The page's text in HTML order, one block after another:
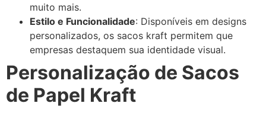
muito mais.
Estilo e Funcionalidade: Disponíveis em designs
personalizados, os sacos kraft permitem que
empresas destaquem sua identidade visual.
Personalização de Sacos
de Papel Kraft